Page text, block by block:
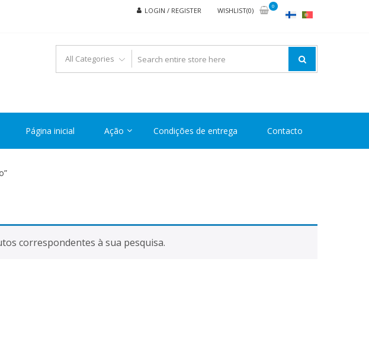
LOGIN / REGISTER WISHLIST(0)
0
Página inicial Ação Condições de entrega Contacto
correspondentes à sua pesquisa.